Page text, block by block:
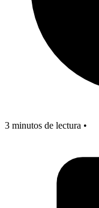
3 minutos de lectura •